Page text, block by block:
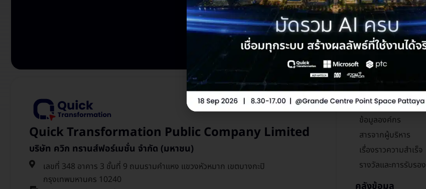
ปรึกษา Quick Transformation ฟรี
Quick Transformation Public Company Limited
บริษัท ควิก ทรานส์ฟอร์เมชั่น จำกัด (มหาชน)
เลขที่ 348 อาคาร 3 ชั้นที่ 9 ถนนรามคำแหง แขวงหัวหมาก เขตบางกะปิ
กรุงเทพมหานคร 10240
รู้จักกันมากขึ้น
ข้อมูลองค์กร
สารจากผู้บริหาร
เรื่องราวความสำเร็จ
รางวัลและการรับรอง
คลังข้อมูล